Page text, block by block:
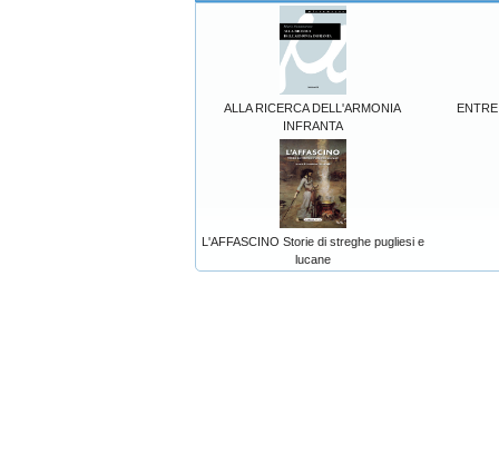
ALLA RICERCA DELL'ARMONIA
INFRANTA
L'AFFASCINO Storie di streghe pugliesi e
lucane